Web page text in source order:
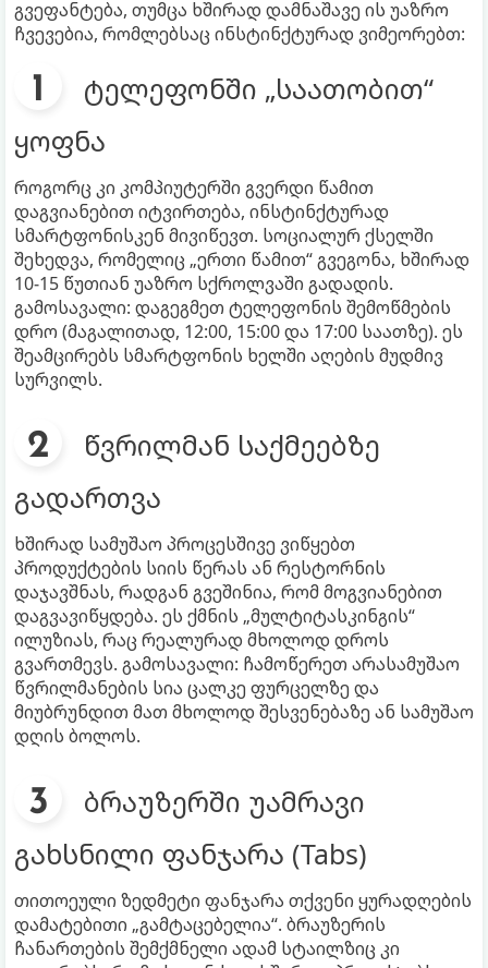
გვეფანტება, თუმცა ხშირად დამნაშავე ის უაზრო
ჩვევებია, რომლებსაც ინსტინქტურად ვიმეორებთ:
ტელეფონში „საათობით“
ყოფნა
როგორც კი კომპიუტერში გვერდი წამით
დაგვიანებით იტვირთება, ინსტინქტურად
სმარტფონისკენ მივიწევთ. სოციალურ ქსელში
შეხედვა, რომელიც „ერთი წამით“ გვეგონა, ხშირად
10-15 წუთიან უაზრო სქროლვაში გადადის.
გამოსავალი: დაგეგმეთ ტელეფონის შემოწმების
დრო (მაგალითად, 12:00, 15:00 და 17:00 საათზე). ეს
შეამცირებს სმარტფონის ხელში აღების მუდმივ
სურვილს.
წვრილმან საქმეებზე
გადართვა
ხშირად სამუშაო პროცესშივე ვიწყებთ
პროდუქტების სიის წერას ან რესტორნის
დაჯავშნას, რადგან გვეშინია, რომ მოგვიანებით
დაგვავიწყდება. ეს ქმნის „მულტიტასკინგის“
ილუზიას, რაც რეალურად მხოლოდ დროს
გვართმევს. გამოსავალი: ჩამოწერეთ არასამუშაო
წვრილმანების სია ცალკე ფურცელზე და
მიუბრუნდით მათ მხოლოდ შესვენებაზე ან სამუშაო
დღის ბოლოს.
ბრაუზერში უამრავი
გახსნილი ფანჯარა (Tabs)
თითოეული ზედმეტი ფანჯარა თქვენი ყურადღების
დამატებითი „გამტაცებელია“. ბრაუზერის
ჩანართების შემქმნელი ადამ სტაილზიც კი